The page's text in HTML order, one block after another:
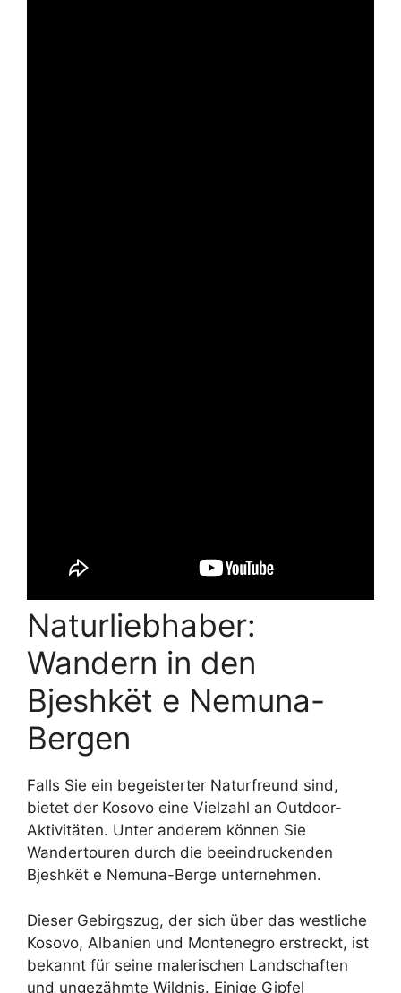
Naturliebhaber:
Wandern in den
Bjeshkët e Nemuna-
Bergen
Falls Sie ein begeisterter Naturfreund sind,
bietet der Kosovo eine Vielzahl an Outdoor-
Aktivitäten. Unter anderem können Sie
Wandertouren durch die beeindruckenden
Bjeshkët e Nemuna-Berge unternehmen.
Dieser Gebirgszug, der sich über das westliche
Kosovo, Albanien und Montenegro erstreckt, ist
bekannt für seine malerischen Landschaften
und ungezähmte Wildnis. Einige Gipfel